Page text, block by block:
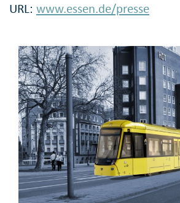
URL: www.essen.de/presse